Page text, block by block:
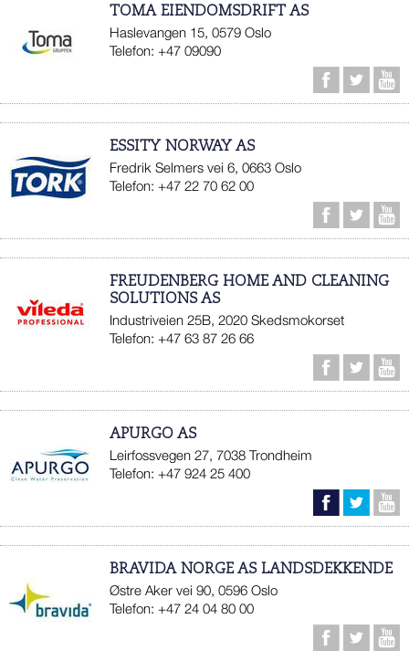
TOMA EIENDOMSDRIFT AS
Haslevangen 15, 0579 Oslo
Telefon: +47 09090
ESSITY NORWAY AS
Fredrik Selmers vei 6, 0663 Oslo
Telefon: +47 22 70 62 00
FREUDENBERG HOME AND CLEANING
SOLUTIONS AS
Industriveien 25B, 2020 Skedsmokorset
Telefon: +47 63 87 26 66
APURGO AS
Leirfossvegen 27, 7038 Trondheim
Telefon: +47 924 25 400
BRAVIDA NORGE AS LANDSDEKKENDE
Østre Aker vei 90, 0596 Oslo
Telefon: +47 24 04 80 00